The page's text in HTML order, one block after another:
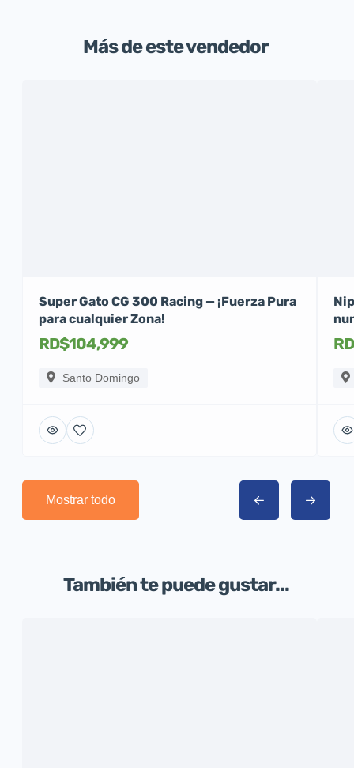
Más de este vendedor
Super Gato CG 300 Racing — ¡Fuerza Pura
para cualquier Zona!
RD$104,999
Santo Domingo
Mostrar todo
También te puede gustar...